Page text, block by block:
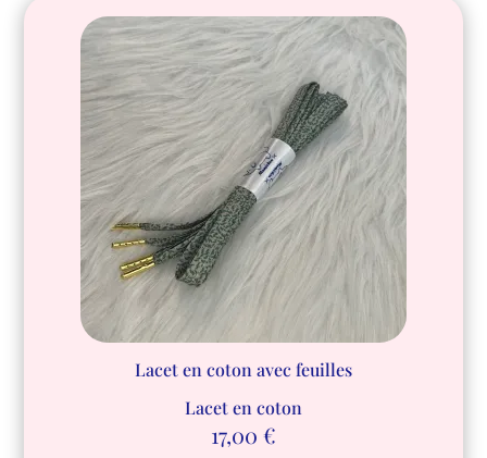
Lacet en coton avec feuilles
Lacet en coton
17,00 €